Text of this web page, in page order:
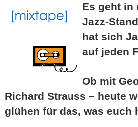
Es geht in
Jazz-
hat sich
auf jeden
Ob mit
Richard Strauss – heute
glühen für das, was euch